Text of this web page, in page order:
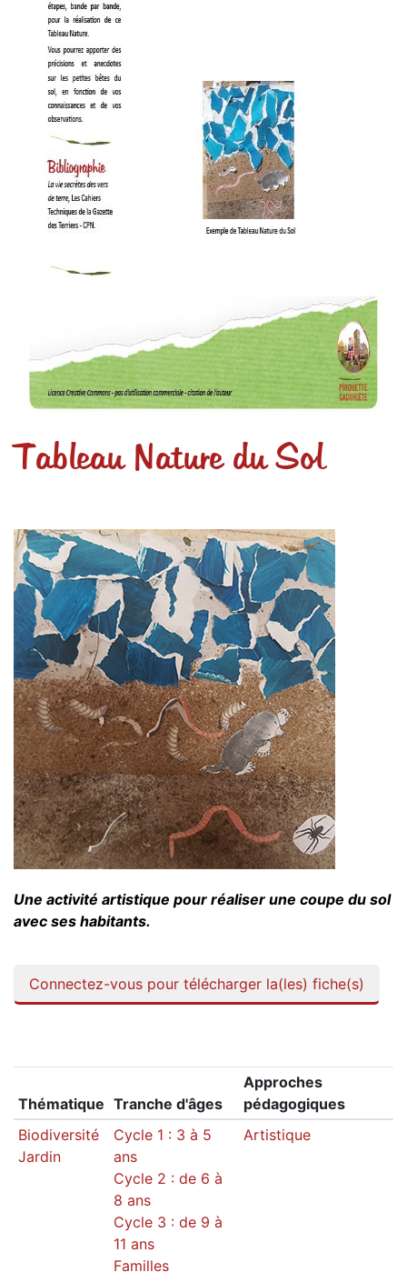
Tableau Nature du Sol
Une activité artistique pour réaliser une coupe du sol
avec ses habitants.
Connectez-vous pour télécharger la(les) fiche(s)
Thématique Tranche d'âges
Approches
pédagogiques
Biodiversité
Jardin
Cycle 1 : 3 à 5
ans
Cycle 2 : de 6 à
8 ans
Cycle 3 : de 9 à
11 ans
Familles
Artistique